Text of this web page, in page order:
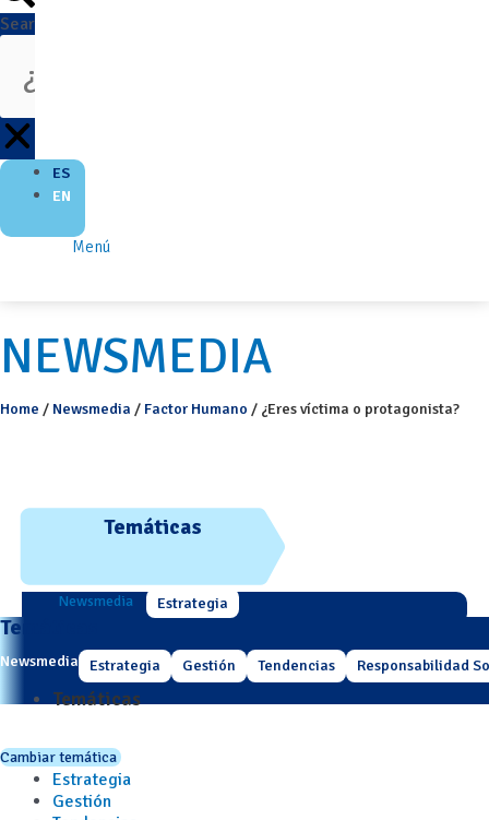
Search
ES
EN
Menú
NEWSMEDIA
Home / Newsmedia / Factor Humano / ¿Eres víctima o protagonista?
Temáticas
Newsmedia Estrategia
Temáticas
Newsmedia Estrategia Gestión Tendencias Responsabilidad
Temáticas
Cambiar temática
Estrategia
Gestión